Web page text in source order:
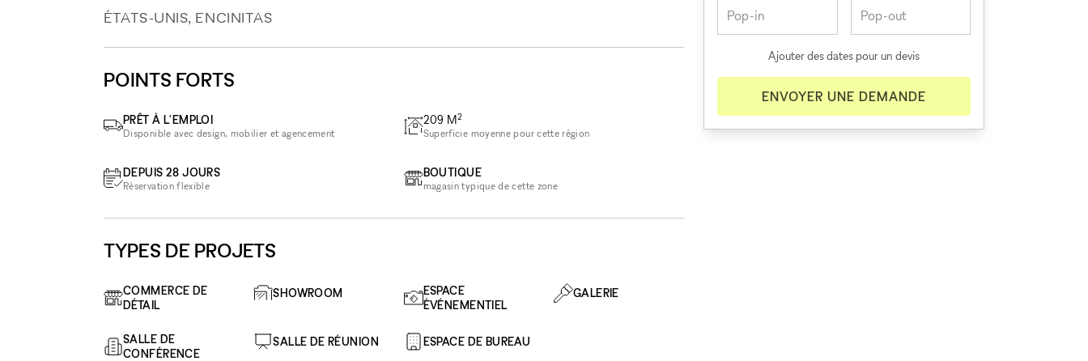
ÉTATS-UNIS, ENCINITAS
POINTS FORTS
PRÊT À L'EMPLOI
Disponible avec design, mobilier et agencement
DEPUIS 28 JOURS
Réservation flexible
209 M2
Superficie moyenne pour cette région
BOUTIQUE
magasin typique de cette zone
TYPES DE PROJETS
COMMERCE DE
DÉTAIL
SHOWROOM
ESPACE
ÉVÉNEMENTIEL
GALERIE
SALLE DE
CONFÉRENCE
SALLE DE RÉUNION ESPACE DE BUREAU
Ajouter des dates pour un devis
ENVOYER UNE DEMANDE